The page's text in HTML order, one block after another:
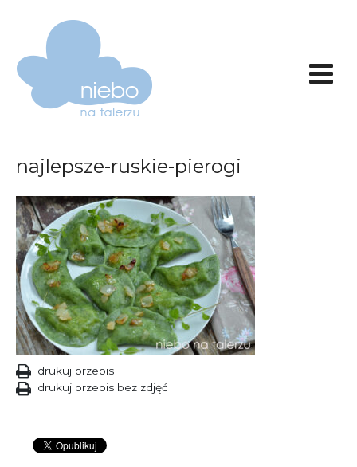
najlepsze-ruskie-pierogi
drukuj przepis
drukuj przepis bez zdjęć